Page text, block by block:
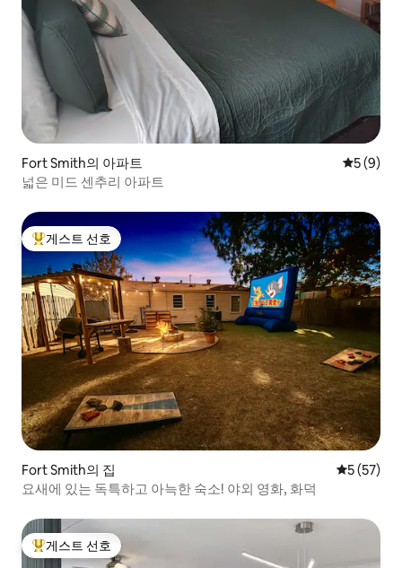
Fort Smith의 아파트 평점 5점
5 (9)
넓은 미드 센추리 아파트
상위 게스트 선호
게스트 선호
Fort Smith의 집 평점 5점
5 (57)
요새에 있는 독특하고 아늑한 숙소! 야외 영화, 화덕
상위 게스트 선호
게스트 선호